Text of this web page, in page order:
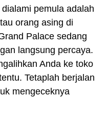
pemula adalah
orang asing di
Palace sedang
langsung percaya.
Anda ke toko
Tetaplah berjalan
mengeceknya